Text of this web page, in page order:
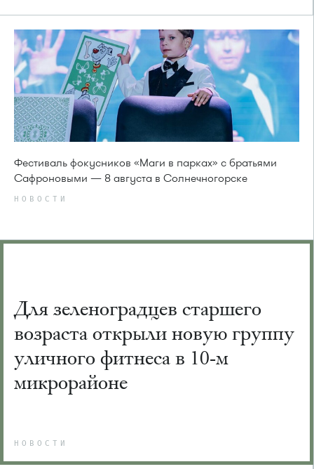
Фестиваль фокусников «Маги в парках» с братьями
Сафроновыми — 8 августа в Солнечногорске
НОВОСТИ
Для зеленоградцев старшего
возраста открыли новую группу
уличного фитнеса в 10-м
микрорайоне
НОВОСТИ